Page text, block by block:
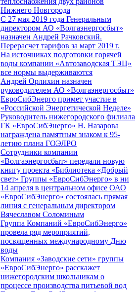
Нижнего Новгорода
С 27 мая 2019 года Генеральным
директором АО «Волгаэнергосбыт»
назначен Андрей Рачковский.
Перерасчет тарифов за март 2019 г.
На источниках подготовки горячей
воды компании «Автозаводская ТЭЦ»
все нормы выдерживаются
Андрей Орлихин назначен
руководителем АО «Волгаэнергосбыт»
ЕвроСибЭнерго примет участие в
«Российской Энергетической Неделе»
Руководитель нижегородского филиала
ГК «ЕвроСибЭнерго» Н. Назарова
награждена памятным знаком к 95-
летию плана ГОЭЛРО
Сотрудники компании
«Волгаэнергосбыт» передали новую
книгу проекта «Библиотека «Добрый
свет» Группы «ЕвроСибЭнерго» в ни
14 апреля в центральном офисе ОАО
«ЕвроСибЭнерго» состоялась прямая
линия с генеральным директором
Вячеславом Соломиным
Группа Компаний «ЕвроСибЭнерго»
провела ряд мероприятий,
посвященных международному Дню
воды
Компания «Заводские сети» группы
«ЕвроСибЭнерго» расскажет
нижегородским школьникам о
процессе производства питьевой вод